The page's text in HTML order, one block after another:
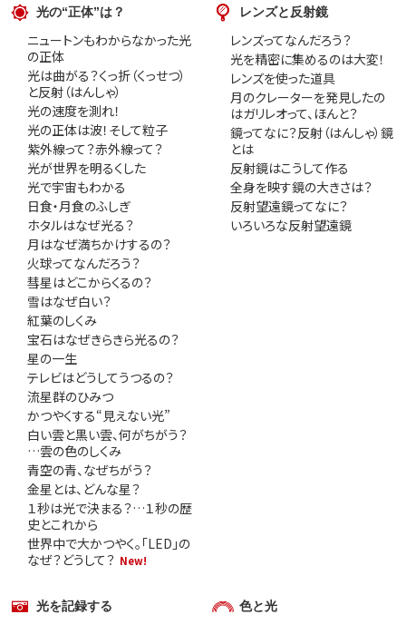
光の“正体”は？
ニュートンもわからなかった光
の正体
光は曲がる？くっ折（くっせつ）
と反射（はんしゃ）
光の速度を測れ！
光の正体は波！そして粒子
紫外線って？赤外線って？
光が世界を明るくした
光で宇宙もわかる
日食・月食のふしぎ
ホタルはなぜ光る？
月はなぜ満ちかけするの？
火球ってなんだろう？
彗星はどこからくるの？
雪はなぜ白い？
紅葉のしくみ
宝石はなぜきらきら光るの？
星の一生
テレビはどうしてうつるの？
流星群のひみつ
かつやくする“見えない光”
白い雲と黒い雲、何がちがう？
…雲の色のしくみ
青空の青、なぜちがう？
金星とは、どんな星？
１秒は光で決まる？…１秒の歴
史とこれから
世界中で大かつやく。「LED」の
なぜ？どうして？ New!
レンズと反射鏡
レンズってなんだろう？
光を精密に集めるのは大変！
レンズを使った道具
月のクレーターを発見したの
はガリレオって、ほんと？
鏡ってなに？反射（はんしゃ）鏡
とは
反射鏡はこうして作る
全身を映す鏡の大きさは？
反射望遠鏡ってなに？
いろいろな反射望遠鏡
光を記録する 色と光